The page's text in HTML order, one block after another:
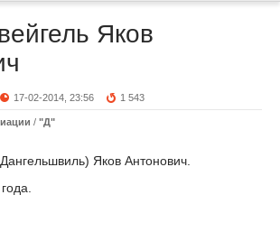
Яков
17-02-2014, 23:56 1 543
/ "Д"
Яков Антонович.